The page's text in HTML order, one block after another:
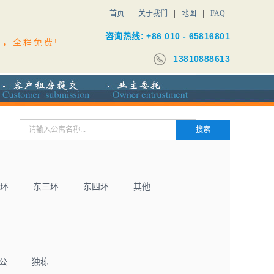
首页 关于我们 地图 FAQ
全程免费!
咨询热线: +86 010 - 65816801
13810888613
东三环 东四环 其他
独栋